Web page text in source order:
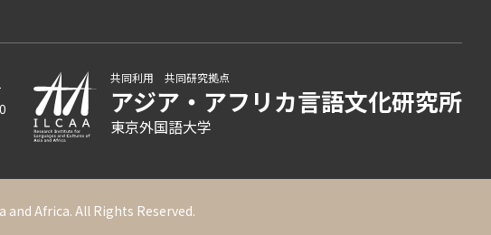
共同利用 共同研究拠点
アジア・アフリカ言語文化研究所
東京外国語大学
Africa. All Rights Reserved.